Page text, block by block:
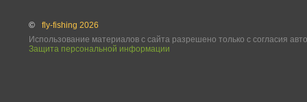
©
fly-fishing 2026
Использование материалов с сайта разрешено только с согласия
Защита персональной информации